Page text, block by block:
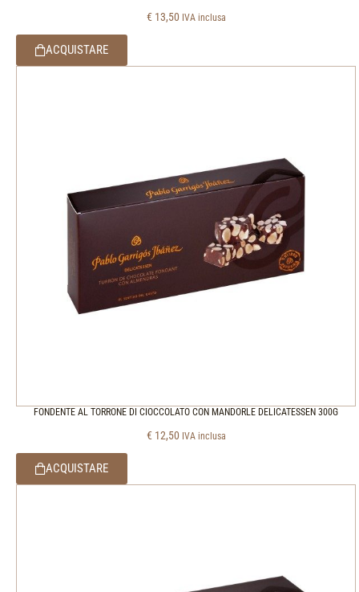
€ 13,50 IVA inclusa
ACQUISTARE
FONDENTE AL TORRONE DI CIOCCOLATO CON MANDORLE DELICATESSEN 300G
€ 12,50 IVA inclusa
ACQUISTARE